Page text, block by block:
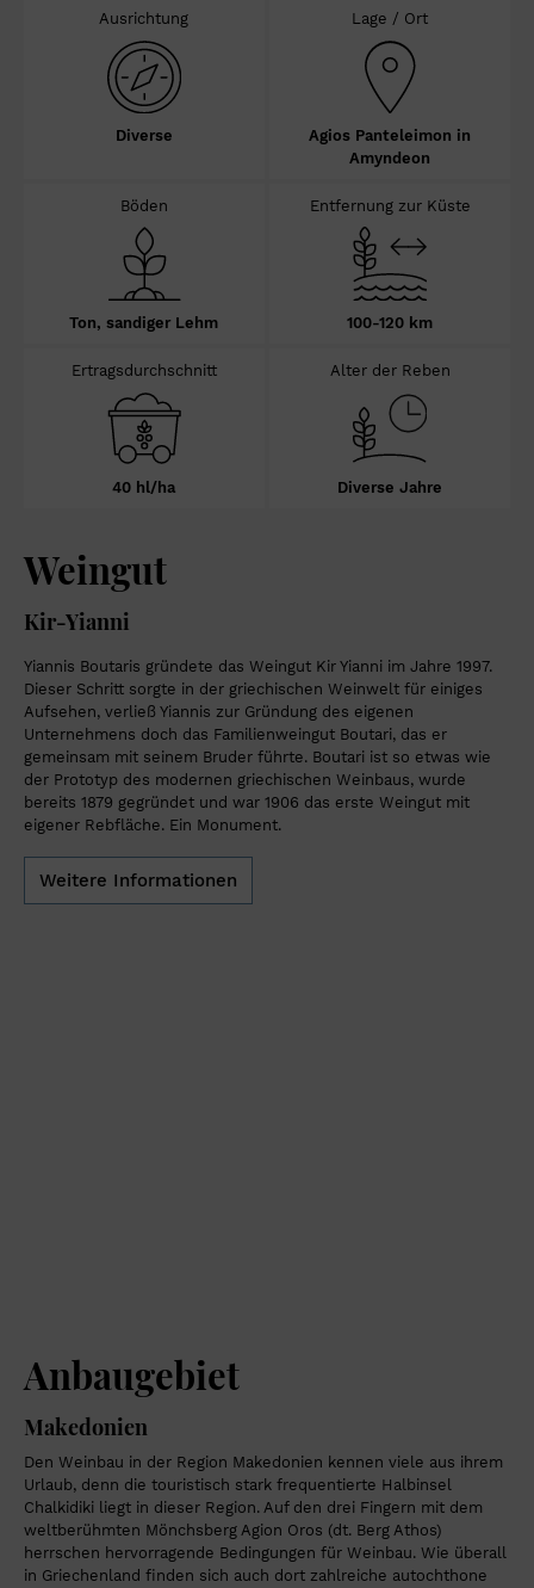
Ausrichtung
Diverse
Lage / Ort
Agios Panteleimon in
Amyndeon
Böden
Ton, sandiger Lehm
Entfernung zur Küste
100-120 km
Ertragsdurchschnitt
40 hl/ha
Alter der Reben
Diverse Jahre
Weingut
Kir-Yianni
Yiannis Boutaris gründete das Weingut Kir Yianni im Jahre 1997.
Dieser Schritt sorgte in der griechischen Weinwelt für einiges
Aufsehen, verließ Yiannis zur Gründung des eigenen
Unternehmens doch das Familienweingut Boutari, das er
gemeinsam mit seinem Bruder führte. Boutari ist so etwas wie
der Prototyp des modernen griechischen Weinbaus, wurde
bereits 1879 gegründet und war 1906 das erste Weingut mit
eigener Rebfläche. Ein Monument.
Weitere Informationen
Anbaugebiet
Makedonien
Den Weinbau in der Region Makedonien kennen viele aus ihrem
Urlaub, denn die touristisch stark frequentierte Halbinsel
Chalkidiki liegt in dieser Region. Auf den drei Fingern mit dem
weltberühmten Mönchsberg Agion Oros (dt. Berg Athos)
herrschen hervorragende Bedingungen für Weinbau. Wie überall
in Griechenland finden sich auch dort zahlreiche autochthone